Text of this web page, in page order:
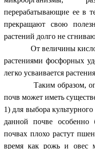
перерабатывающие ее в
прекращают свою
растений долго не
От величины
растениями фосфорных
легко усваивается
Таким образом,
почв может иметь
1) для выбора
данной почве
почвах плохо растут
время как рожь и овес